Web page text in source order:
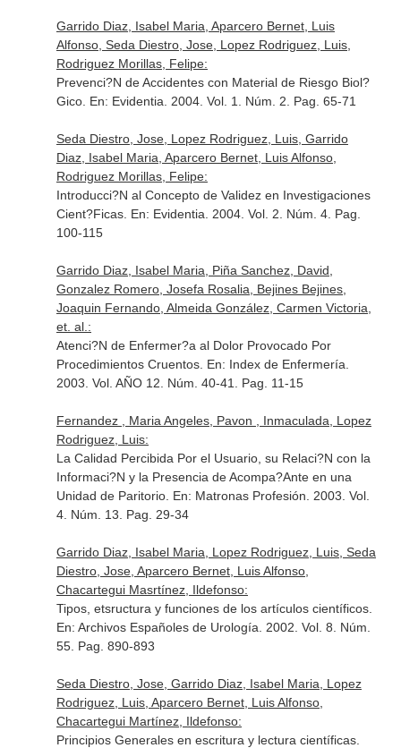
Garrido Diaz, Isabel Maria, Aparcero Bernet, Luis
Alfonso, Seda Diestro, Jose, Lopez Rodriguez, Luis,
Rodriguez Morillas, Felipe:
Prevenci?N de Accidentes con Material de Riesgo Biol?
Gico. En: Evidentia . 2004. Vol. 1. Núm. 2. Pag. 65-71
Seda Diestro, Jose, Lopez Rodriguez, Luis, Garrido
Diaz, Isabel Maria, Aparcero Bernet, Luis Alfonso,
Rodriguez Morillas, Felipe:
Introducci?N al Concepto de Validez en Investigaciones
Cient?Ficas. En: Evidentia . 2004. Vol. 2. Núm. 4. Pag.
100-115
Garrido Diaz, Isabel Maria, Piña Sanchez, David,
Gonzalez Romero, Josefa Rosalia, Bejines Bejines,
Joaquin Fernando, Almeida González, Carmen Victoria,
et. al.:
Atenci?N de Enfermer?a al Dolor Provocado Por
Procedimientos Cruentos. En: Index de Enfermería
2003. Vol. AÑO 12. Núm. 40-41. Pag. 11-15
Fernandez , Maria Angeles, Pavon , Inmaculada, Lopez
Rodriguez, Luis:
La Calidad Percibida Por el Usuario, su Relaci?N con la
Informaci?N y la Presencia de Acompa?Ante en una
Unidad de Paritorio. En: Matronas Profesión . 2003. Vol.
4. Núm. 13. Pag. 29-34
Garrido Diaz, Isabel Maria, Lopez Rodriguez, Luis, Seda
Diestro, Jose, Aparcero Bernet, Luis Alfonso,
Chacartegui Masrtínez, Ildefonso:
Tipos, etsructura y funciones de los artículos científicos.
En: Archivos Españoles de Urología . 2002. Vol. 8. Núm.
55. Pag. 890-893
Seda Diestro, Jose, Garrido Diaz, Isabel Maria, Lopez
Rodriguez, Luis, Aparcero Bernet, Luis Alfonso,
Chacartegui Martínez, Ildefonso:
Principios Generales en escritura y lectura científicas.